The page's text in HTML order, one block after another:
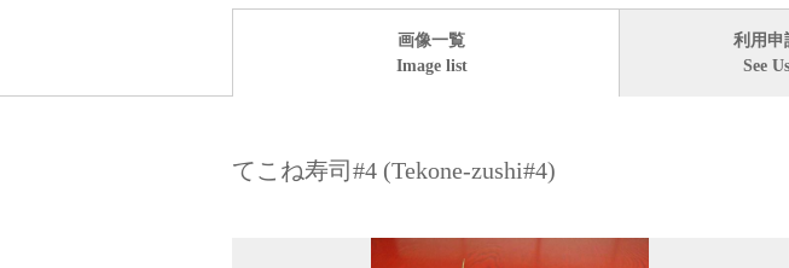
画像一覧
Image list
利用申
See
てこね寿司#4 (Tekone-zushi#4)